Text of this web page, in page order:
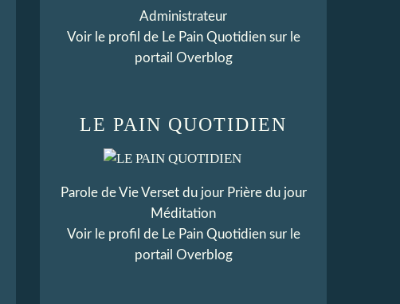
LE PAIN QUOTIDIEN
Parole de Vie Verset du jour Prière du jour
Méditation
Voir le profil de Le Pain Quotidiensur le
portail Overblog
Administrateur
Voir le profil de Le Pain Quotidiensur le
portail Overblog